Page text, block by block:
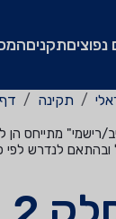
נפוציםתקנים
תקינה
מתייחס הן
לנדרש